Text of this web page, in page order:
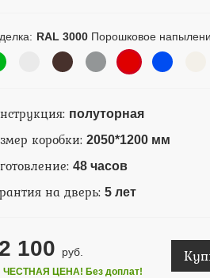
RAL 3000Порошковое
полуторная
коробки: 2050*1200 мм
48 часов
на дверь: 5 лет
100 руб.
ЧЕСТНАЯ ЦЕНА! Без доплат!